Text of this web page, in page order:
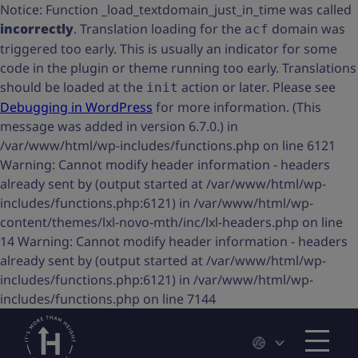
Notice: Function _load_textdomain_just_in_time was called
incorrectly. Translation loading for the acf domain was
triggered too early. This is usually an indicator for some
code in the plugin or theme running too early. Translations
should be loaded at the init action or later. Please see
Debugging in WordPress for more information. (This
message was added in version 6.7.0.) in
/var/www/html/wp-includes/functions.php on line 6121
Warning: Cannot modify header information - headers
already sent by (output started at /var/www/html/wp-
includes/functions.php:6121) in /var/www/html/wp-
content/themes/lxl-novo-mth/inc/lxl-headers.php on line
14 Warning: Cannot modify header information - headers
already sent by (output started at /var/www/html/wp-
includes/functions.php:6121) in /var/www/html/wp-
includes/functions.php on line 7144